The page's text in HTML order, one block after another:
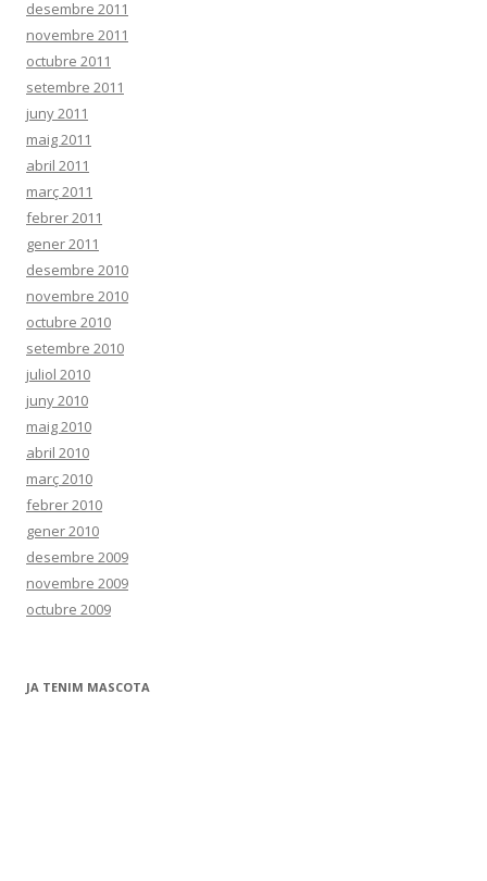
desembre 2011
novembre 2011
octubre 2011
setembre 2011
juny 2011
maig 2011
abril 2011
març 2011
febrer 2011
gener 2011
desembre 2010
novembre 2010
octubre 2010
setembre 2010
juliol 2010
juny 2010
maig 2010
abril 2010
març 2010
febrer 2010
gener 2010
desembre 2009
novembre 2009
octubre 2009
JA TENIM MASCOTA